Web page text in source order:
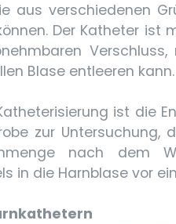
aus verschiedenen
Der Katheter ist
Blase entleeren kann.
ist die
zur Untersuchung,
nach dem
in die Harnblase vor